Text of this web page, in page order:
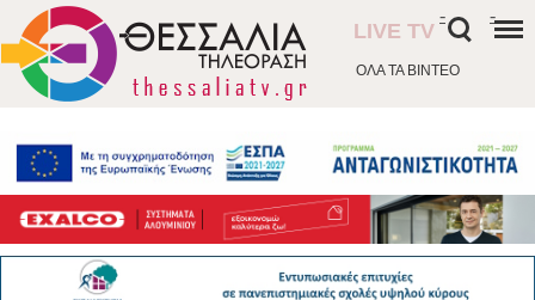
ΟΛΑ ΤΑ ΒΙΝΤΕΟ
LIVE TV
- -